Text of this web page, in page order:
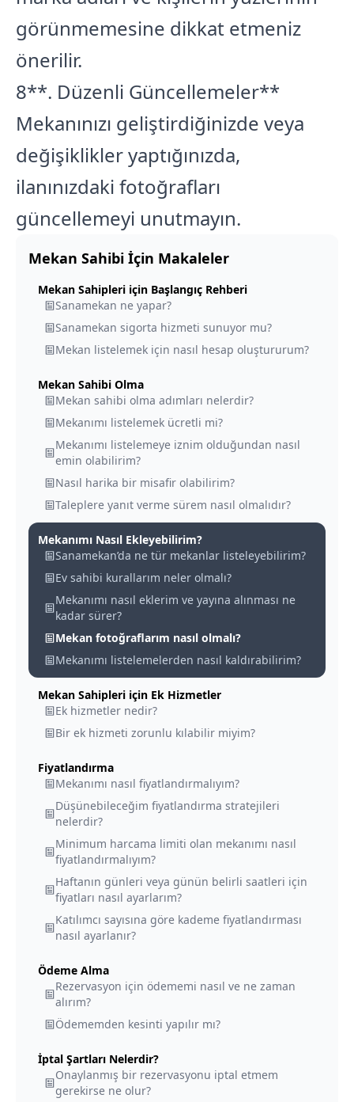
görünmemesine dikkat etmeniz
önerilir.
8**. Düzenli Güncellemeler**
Mekanınızı geliştirdiğinizde veya
değişiklikler yaptığınızda,
ilanınızdaki fotoğrafları
güncellemeyi unutmayın.
Mekan Sahibi İçin Makaleler
Mekan Sahipleri için Başlangıç Rehberi
Sanamekan ne yapar?
Sanamekan sigorta hizmeti sunuyor mu?
Mekan listelemek için nasıl hesap oluştururum?
Mekan Sahibi Olma
Mekan sahibi olma adımları nelerdir?
Mekanımı listelemek ücretli mi?
Mekanımı listelemeye iznim olduğundan nasıl
emin olabilirim?
Nasıl harika bir misafir olabilirim?
Taleplere yanıt verme sürem nasıl olmalıdır?
Mekanımı Nasıl Ekleyebilirim?
Sanamekan’da ne tür mekanlar listeleyebilirim?
Ev sahibi kurallarım neler olmalı?
Mekanımı nasıl eklerim ve yayına alınması ne
kadar sürer?
Mekan fotoğraflarım nasıl olmalı?
Mekanımı listelemelerden nasıl kaldırabilirim?
Mekan Sahipleri için Ek Hizmetler
Ek hizmetler nedir?
Bir ek hizmeti zorunlu kılabilir miyim?
Fiyatlandırma
Mekanımı nasıl fiyatlandırmalıyım?
Düşünebileceğim fiyatlandırma stratejileri
nelerdir?
Minimum harcama limiti olan mekanımı nasıl
fiyatlandırmalıyım?
Haftanın günleri veya günün belirli saatleri için
fiyatları nasıl ayarlarım?
Katılımcı sayısına göre kademe fiyatlandırması
nasıl ayarlanır?
Ödeme Alma
Rezervasyon için ödememi nasıl ve ne zaman
alırım?
Ödememden kesinti yapılır mı?
İptal Şartları Nelerdir?
Onaylanmış bir rezervasyonu iptal etmem
gerekirse ne olur?